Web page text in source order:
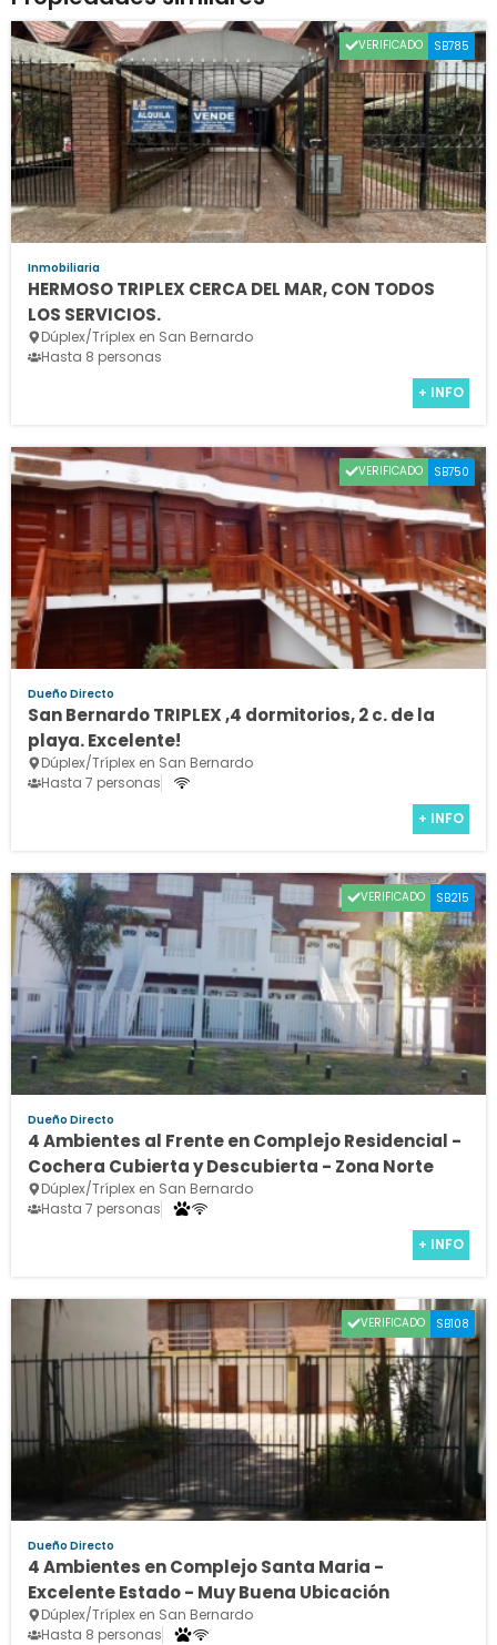
VERIFICADO SB785
Inmobiliaria
HERMOSO TRIPLEX CERCA DEL MAR, CON TODOS
LOS SERVICIOS.
Dúplex/Tríplex en San Bernardo
Hasta 8 personas
+ INFO
VERIFICADO SB750
Dueño Directo
San Bernardo TRIPLEX ,4 dormitorios, 2 c. de la
playa. Excelente!
Dúplex/Tríplex en San Bernardo
Hasta 7 personas
+ INFO
VERIFICADO SB215
Dueño Directo
4 Ambientes al Frente en Complejo Residencial -
Cochera Cubierta y Descubierta - Zona Norte
Dúplex/Tríplex en San Bernardo
Hasta 7 personas
+ INFO
VERIFICADO SB108
Dueño Directo
4 Ambientes en Complejo Santa Maria -
Excelente Estado - Muy Buena Ubicación
Dúplex/Tríplex en San Bernardo
Hasta 8 personas